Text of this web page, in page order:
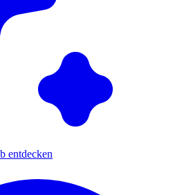
entdecken